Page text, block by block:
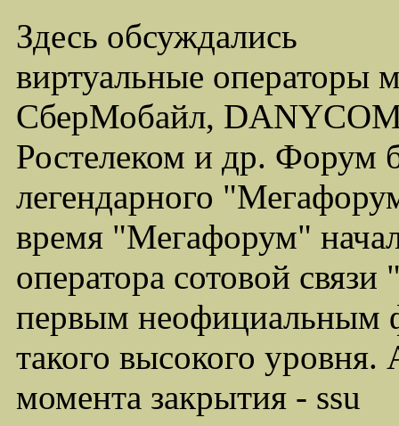
Здесь обсуждались
виртуальные операторы
СберМобайл,
Ростелеком и др. Форум
легендарного
время "Мегафорум"
оператора сотовой
первым неофициальным
такого высокого
момента закрытия - ssu